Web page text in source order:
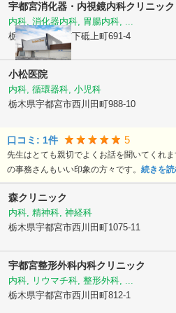
宇都宮消化器・内視鏡内科クリニック
内科, 消化器内科, 胃腸内科, ...
栃木県宇都宮市下砥上町691-4
小松医院
内科, 循環器科, 小児科
栃木県宇都宮市西川田町988-10
口コミ: 1件 5
先生はとても親切でよくお話を聞いてくれ
の事務さんもいい印象の方々です。 続きを
森クリニック
内科, 精神科, 神経科
栃木県宇都宮市西川田町1075-11
宇都宮整形外科内科クリニック
内科, リウマチ科, 整形外科, ...
栃木県宇都宮市西川田町812-1